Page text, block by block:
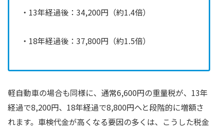
・13年経過後：34,200円（約1.4倍）
・18年経過後：37,800円（約1.5倍）
軽自動車の場合も同様に、通常6,600円の重量税が、13年
経過で8,200円、18年経過で8,800円へと段階的に増額さ
れます。車検代金が高くなる要因の多くは、こうした税金